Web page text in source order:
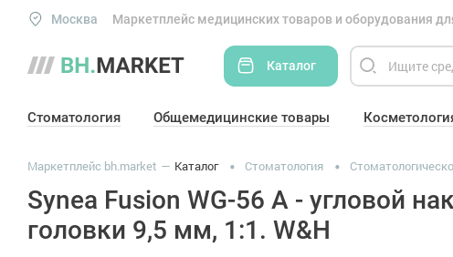
Москва Маркетплейс медицинских товаров и оборудования
Каталог
Стоматология Общемедицинские товары
Маркетплейс bh.market Каталог Стоматология
Synea Fusion WG-56 A - угловой
головки 9,5 мм, 1:1. W&H